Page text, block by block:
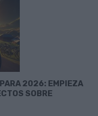
2026: EMPIEZA
SOBRE